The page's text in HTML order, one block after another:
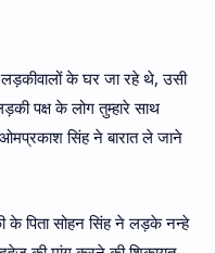
के घर जा रहे थे, उसी
पक्ष के लोग तुम्हारे साथ
सिंह ने बारात ले जाने
के पिता सोहन सिंह ने लड़के नन्हे